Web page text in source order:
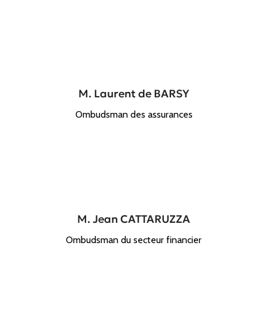
M. Laurent de BARSY
Ombudsman des assurances
M. Jean CATTARUZZA
Ombudsman du secteur financier